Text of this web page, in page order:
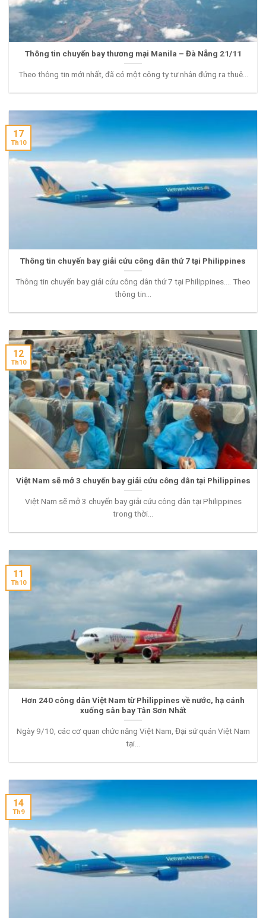
Thông tin chuyến bay thương mại Manila – Đà Nẵng 21/11
Theo thông tin mới nhất, đã có một công ty tư nhân đứng ra thuê...
Thông tin chuyến bay giải cứu công dân thứ 7 tại Philippines
Thông tin chuyến bay giải cứu công dân thứ 7 tại Philippines…. Theo
thông tin...
17
Th10
Việt Nam sẽ mở 3 chuyến bay giải cứu công dân tại Philippines
Việt Nam sẽ mở 3 chuyến bay giải cứu công dân tại Philippines
trong thời...
12
Th10
Hơn 240 công dân Việt Nam từ Philippines về nước, hạ cánh
xuống sân bay Tân Sơn Nhất
Ngày 9/10, các cơ quan chức năng Việt Nam, Đại sứ quán Việt Nam
tại...
11
Th10
14
Th9